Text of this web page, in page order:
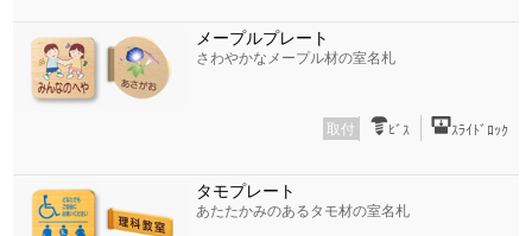
メープルプレート
さわやかなメープル材の室名札
取付 ﾋﾞｽ ｽﾗｲﾄﾞﾛｯｸ
タモプレート
あたたかみのあるタモ材の室名札